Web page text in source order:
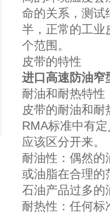
命的关系，测
半，正常的工
个范围。
皮带的特性
进口高速防油窄
耐油和耐热特性
皮带的耐油和
RMA标准中有
应该区分开来。
耐油性：偶然的
或油脂在合理的
石油产品过多的
耐热性：任何标